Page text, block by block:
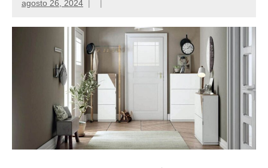
agosto 26, 2024